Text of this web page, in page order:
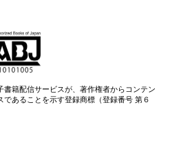
書籍配信サービスが、著作権者からコンテン
あることを示す登録商標（登録番号 第６